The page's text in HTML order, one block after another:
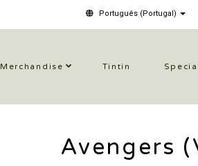
Português (Portugal)
Merchandise Tintin
Avengers